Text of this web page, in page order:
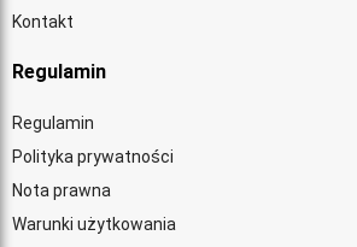
Kontakt
Regulamin
Regulamin
Polityka prywatności
Nota prawna
Warunki użytkowania